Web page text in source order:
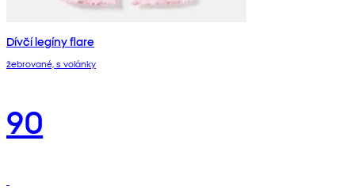
Dívčí legíny flare
žebrované, s volánky
90